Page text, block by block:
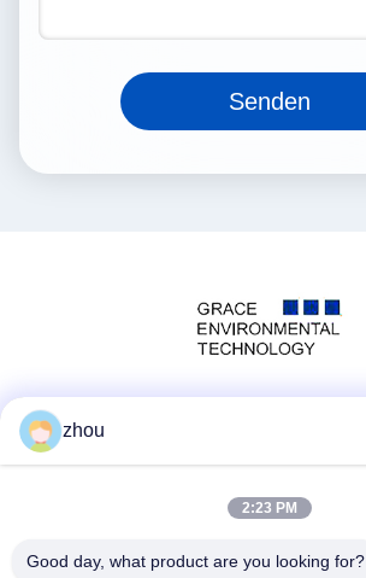
Senden
zhou
2:23 PM
Good day, what product are you looking for?